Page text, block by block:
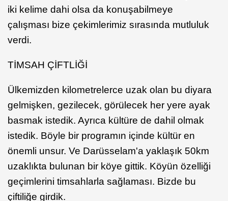
iki kelime dahi olsa da konuşabilmeye
çalışması bize çekimlerimiz sırasında mutluluk
verdi.
TİMSAH ÇİFTLİĞİ
Ülkemizden kilometrelerce uzak olan bu diyara
gelmişken, gezilecek, görülecek her yere ayak
basmak istedik. Ayrıca kültüre de dahil olmak
istedik. Böyle bir programın içinde kültür en
önemli unsur. Ve Darüsselam'a yaklaşık 50km
uzaklıkta bulunan bir köye gittik. Köyün özelliği
geçimlerini timsahlarla sağlaması. Bizde bu
çiftiliğe girdik.